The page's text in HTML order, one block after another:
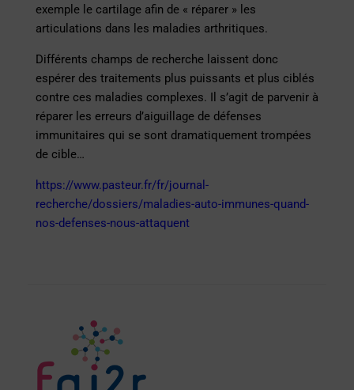
exemple le cartilage afin de « réparer » les
articulations dans les maladies arthritiques.
Différents champs de recherche laissent donc
espérer des traitements plus puissants et plus ciblés
contre ces maladies complexes. Il s’agit de parvenir à
réparer les erreurs d’aiguillage de défenses
immunitaires qui se sont dramatiquement trompées
de cible…
https://www.pasteur.fr/fr/journal-
recherche/dossiers/maladies-auto-immunes-quand-
nos-defenses-nous-attaquent